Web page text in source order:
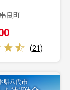
良町
(21)